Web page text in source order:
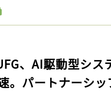
、AI駆動型シ
。パートナーシ